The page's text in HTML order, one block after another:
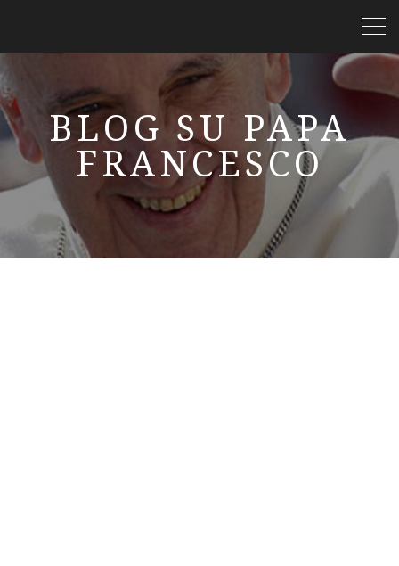
BLOG SU PAPA
FRANCESCO